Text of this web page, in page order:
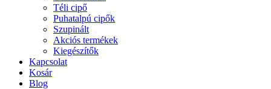
Téli cipő
Puhatalpú cipők
Szupinált
Akciós termékek
Kiegészítők
Kapcsolat
Kosár
Blog